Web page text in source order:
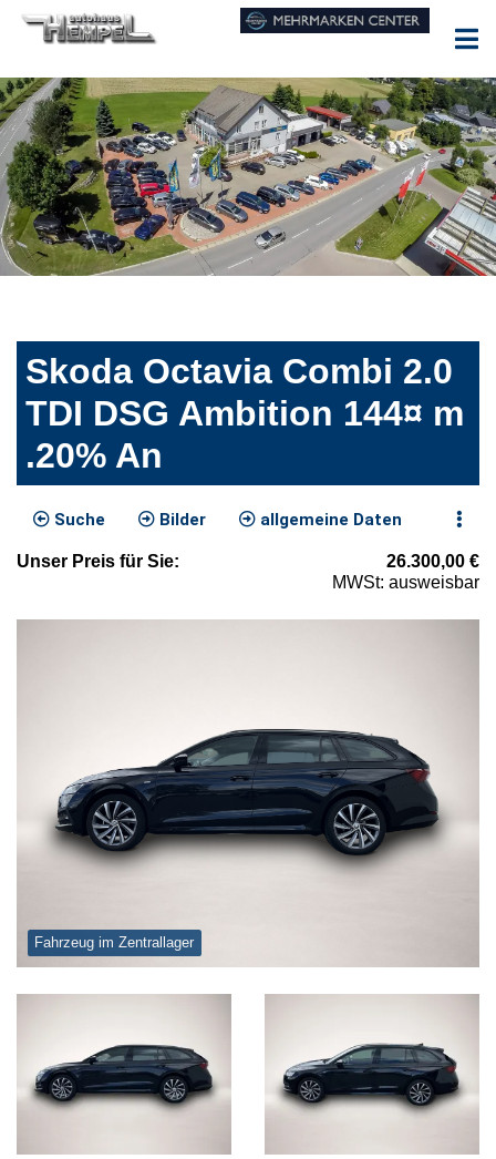
Skoda Octavia Combi 2.0
TDI DSG Ambition 144¤ m
.20% An
Suche Bilder allgemeine Daten
Unser Preis für Sie: 26.300,00 €
MWSt: ausweisbar
Fahrzeug im Zentrallager